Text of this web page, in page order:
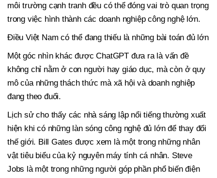
môi trường cạnh tranh đều có thể đóng vai trò quan trọng
trong việc hình thành các doanh nghiệp công nghệ lớn.
Điều Việt Nam có thể đang thiếu là những bài toán đủ lớn
Một góc nhìn khác được ChatGPT đưa ra là vấn đề
không chỉ nằm ở con người hay giáo dục, mà còn ở quy
mô của những thách thức mà xã hội và doanh nghiệp
đang theo đuổi.
Lịch sử cho thấy các nhà sáng lập nổi tiếng thường xuất
hiện khi có những làn sóng công nghệ đủ lớn để thay đổi
thế giới. Bill Gates được xem là một trong những nhân
vật tiêu biểu của kỷ nguyên máy tính cá nhân. Steve
Jobs là một trong những người góp phần phổ biến điện